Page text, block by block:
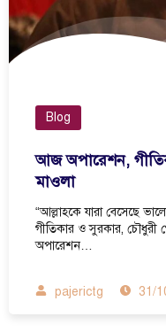
Blog
আজ অপারেশন,
মাওলা
“আল্লাহকে যারা বেসেছে
গীতিকার ও সুরকার, চৌধুরী
অপারেশন…
pajerictg 31/